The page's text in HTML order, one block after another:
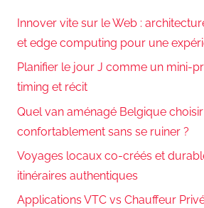
Innover vite sur le Web :
et edge computing pour une
Planifier le jour J comme un mini-
timing et récit
Quel van aménagé Belgique
confortablement sans se ruiner ?
Voyages locaux co-créés et
itinéraires authentiques
Applications VTC vs Chauffeur